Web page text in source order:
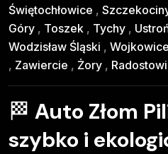
Świętochłowice ,
Góry , Toszek , Tychy ,
Wodzisław Śląski , Wojkowice
, Zawiercie , Żory ,
🏁 Auto Złom
szybko i